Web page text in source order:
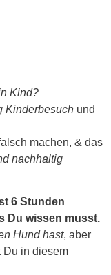
Kind?
Kinderbesuch und
machen, & das
nachhaltig
6 Stunden
Du wissen musst.
Hund hast, aber
Du in diesem